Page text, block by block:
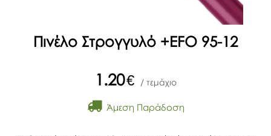
Πινέλο Στρογγυλό +EFO 95-12
1.20€ / τεμάχιο
Άμεση Παράδοση